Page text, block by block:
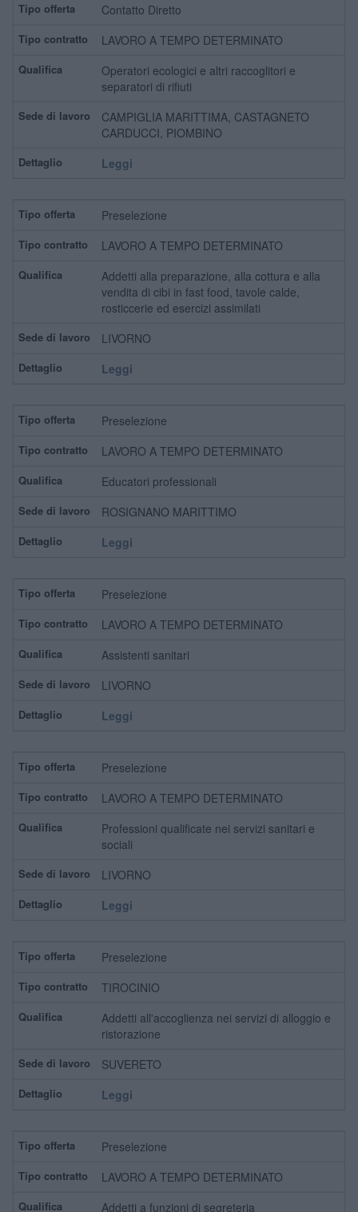
Contatto Diretto
LAVORO A TEMPO DETERMINATO
Operatori ecologici e altri raccoglitori e
separatori di rifiuti
CAMPIGLIA MARITTIMA, CASTAGNETO
CARDUCCI, PIOMBINO
Leggi
Preselezione
LAVORO A TEMPO DETERMINATO
Addetti alla preparazione, alla cottura e alla
vendita di cibi in fast food, tavole calde,
rosticcerie ed esercizi assimilati
LIVORNO
Leggi
Preselezione
LAVORO A TEMPO DETERMINATO
Educatori professionali
ROSIGNANO MARITTIMO
Leggi
Preselezione
LAVORO A TEMPO DETERMINATO
Assistenti sanitari
LIVORNO
Leggi
Preselezione
LAVORO A TEMPO DETERMINATO
Professioni qualificate nei servizi sanitari e
sociali
LIVORNO
Leggi
Preselezione
TIROCINIO
Addetti all'accoglienza nei servizi di alloggio e
ristorazione
SUVERETO
Leggi
Preselezione
LAVORO A TEMPO DETERMINATO
Addetti a funzioni di segreteria